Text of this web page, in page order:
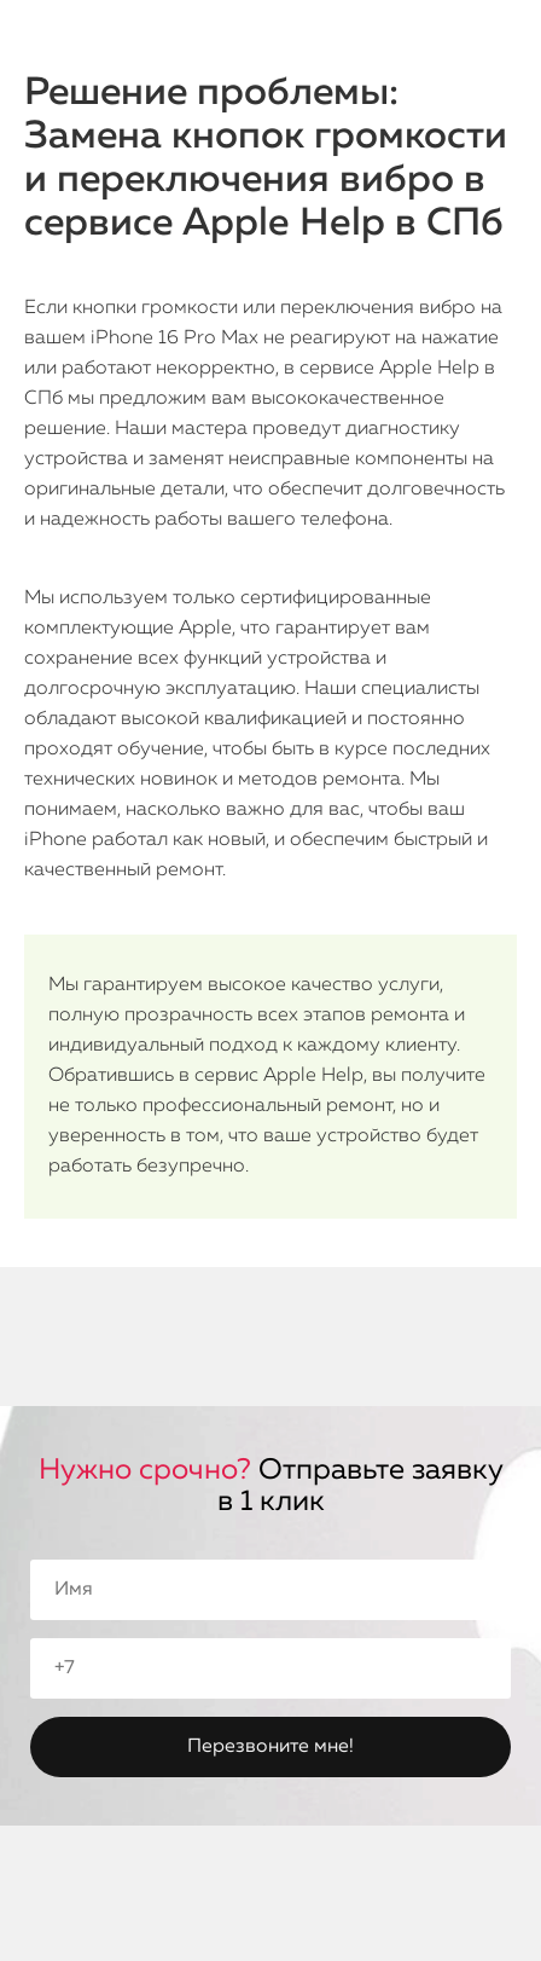
Решение проблемы:
Замена кнопок громкости
и переключения вибро в
сервисе Apple Help в СПб
Если кнопки громкости или переключения вибро на
вашем iPhone 16 Pro Max не реагируют на нажатие
или работают некорректно, в сервисе Apple Help в
СПб мы предложим вам высококачественное
решение. Наши мастера проведут диагностику
устройства и заменят неисправные компоненты на
оригинальные детали, что обеспечит долговечность
и надежность работы вашего телефона.
Мы используем только сертифицированные
комплектующие Apple, что гарантирует вам
сохранение всех функций устройства и
долгосрочную эксплуатацию. Наши специалисты
обладают высокой квалификацией и постоянно
проходят обучение, чтобы быть в курсе последних
технических новинок и методов ремонта. Мы
понимаем, насколько важно для вас, чтобы ваш
iPhone работал как новый, и обеспечим быстрый и
качественный ремонт.
Мы гарантируем высокое качество услуги,
полную прозрачность всех этапов ремонта и
индивидуальный подход к каждому клиенту.
Обратившись в сервис Apple Help, вы получите
не только профессиональный ремонт, но и
уверенность в том, что ваше устройство будет
работать безупречно.
Нужно срочно? Отправьте заявку
в 1 клик